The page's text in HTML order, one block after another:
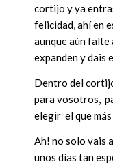
cortijo y ya
felicidad, ahí en
aunque aún
expanden y dais
Dentro del
para vosotros,
elegir el que
Ah! no solo vais
unos días tan